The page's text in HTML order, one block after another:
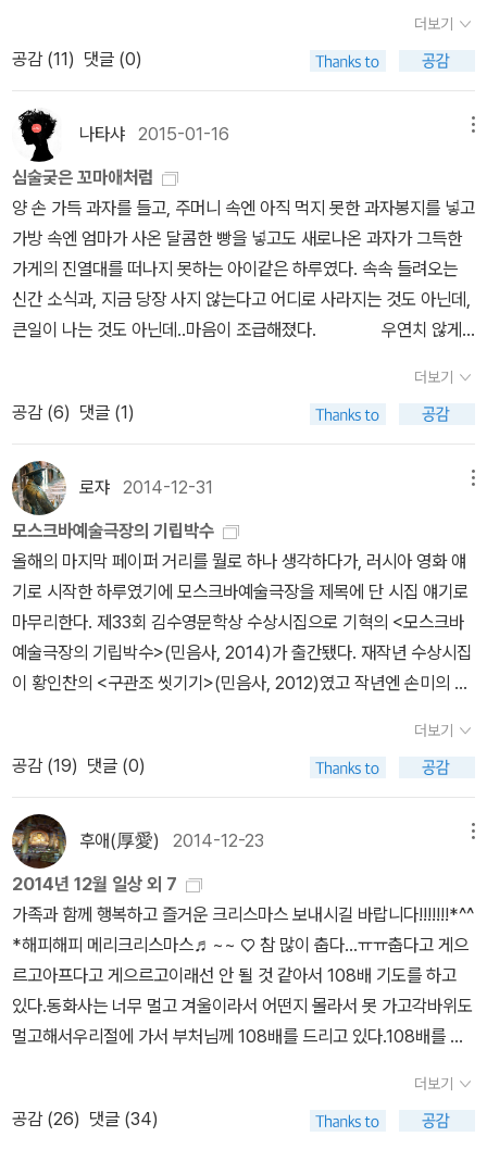
사람과 지켜야 할 개인적인 약속이 되므로 일을 완수하려는 마음이
커진다) ④책임감을 주는 파트너 만들기(지켜보는 누군가가 있으면
일을 더 잘하게 된다) ➄“당장 하라”고 스스로에게 말하기(하기 싫은
일도 하게 만드는 잔소리하는 효과) ● 습관을 더 빠르게 바꾸는 방
법 ① 습관 결합하기(걷는 운동을 하며 오디오 북 이용하기 등) ②연
상법칙 만들기(당신의 새로운 목표가 책을 더 많이 읽는 것이라면 정
기적으로 모이는 독서클럽에 가입하기 등) ③환경 바꾸기(환경이 바
뀌면 새로운 생각을 할 수밖에 없다) ④작게 시작하기(유지 확률이 높
아진다) ➄새로운 습관을 일과에 넣기(책임감이 생김) ⑥나쁜 습관
차단하기(의지력은 보통 하루가 끝날 때 가장 약해지므로 TV, 인터
넷, 정크푸드 간식 등을 일체 차단) 산책 가는 공원에 작은 책 공간
이 생겼습니다. 특히 제가 좋아하는 연못을 내려다보는 위치라 이 사
람들 명당을 알아봤네ㅎㅎ 했습니다. 도서관이라고 하기엔 원룸 크기
라 차지하기 쉽지 않습니다. 대출은 안 되고 열람만 할 수 있어요. 한
밤까지 운영하면(말도 안 되는 상상) 정말 좋을 텐데 아쉽게도 6시까
지 운영입니다. 낮은 책장엔 아이들 눈 높이에 맞게 아동도서, 위 칸에
는 어른들을 위한 책이 있더군요. 콘셉트에 맞게 팀 버케드 『새의 감
각』(2015, 에이도스) 같은 생물학, 과학 책이 제법 알차게 갖춰져 있
었어요.오픈한지 얼마 안 돼 온통 새 책이었습니다. 오늘 김연수 『시
절 일기』를 조금 읽다 왔어요. 위화 『문학의 선율, 음악의 서술』처럼
중국 신화의 새 얘기가 서문에 나와서 재밌어했습니다. 비상과 추락
책방도 있으면 좋겠습니다. 우리 동네에도 생길 정도면 앞으로 더 많
아질 거 같죠? 세금은 이런 데 쓰셔야죠😚여름엔 시원할 테니 사람
이 미어터지려나😅 한국의 페미니즘, 미투 열풍으로 26년 만
에 한국에 소개되었던 수전 팔루디 『백래시』(2017, 12)를 읽었기 때
문에 그녀의 필력은 인정하죠. 신간 『다크룸』(2020, 1. 뉴욕타임즈
북리뷰/커커스 북리뷰 논픽션 부문 2016 올해의 책, 2017 퓰리처상
최종 후보작)은 그녀가 페미니스트 저널리스트가 된 기원을 분석할
자료가 되겠습니다. 물론 이 책의 스펙트럼은 훨씬 넓습니다. 『백래
시』 때처럼 손희정 문화평론가 번역이라 믿고 보는😊 10년에 걸친
자료 조사로 완성된 책이라 『백래시』처럼 벽돌책이지만 소설처럼 흥
미진진해서 가독이 힘들진 않습니다.헝가리 태생의 유대인이자 홀로
사람의 블랙박스를 열어보는 심정이 어떠했을지... 휴. 이거 영화감 아
조금씩 비판적으로 바뀌어갔다. 문장의 숲을 지나는 게 아니라 단어
들의 각개 전투장을 통과하는 것 같아서. 처음으로 등장하는 표제 시
에 '소피아 로렌'만 해도 디폴트로 생각하는 그 영화배우를 뜻하는 게
아니었다. 기혁의 시에서는 이렇듯 단어 하나하나가ㅡ박물관의 유물
들이 용도나 사물로만 읽히지 않듯ㅡ 많은 의미를 살포하는 짜임이라
독해를 어렵게 만든다. 그가 동의 따위 구하는 문체는 아니라는 걸 데
뷔 시집 『모스크바예술극장의 기립 박수』의 인상에서도 느낀 바였지
만.​그럼에도 이 시집을 다 읽고 나서 며칠째 뇌리에서 떠나지 않는 두
시가 있었다. 말미에 이렇게 멋진 시가 등장할 줄이야. 「이상견빙지」,
「입속의 검은 잎」 이 두 시는 정말 기억할만한 시다. 특히 「입속의 검
은 잎」은 기형도를 가져와 쓴 글 중 내게 가장 인상적인 글이었다. 기
닿을 것이다. ​『모스크바예술극장의 기립 박수』를 읽고 다시 이 시집
을 읽어야 좀 더 정리된 리뷰가 나올 거라 생각해 리뷰로 남기지 않고
여기서 갈무리. 이만 쏙 피해 느린 수면의 시간으로=.=)~~ 나는 미
인이 아니라서 안 잠꾸러기 불면의 왕 ... 잠을 잘 못 자니 이런 구린
농담 포졸... 그만해!뾰로롱💫 ● 민트의 세계 나쁜 짓 하면 안 되
는 머리 색깔 - 블루 그린너무 눈에 띄어​이 헤어 색깔에 가장 잘 어울
리는 책은 피터 버크 『지식의 사회사』 1권​깔깔대며 함께 웃던 당신도
이젠 없지. 배경의 책 제목들이 내 맘을 알아주네. 마지막죽음의 무도
나이트우드봄에나는없었다부유하는세상의화가야만스러운존재에서
시뮬라시옹페르디두르케우는 법을 잊었다통제불능클래식스케일언
어소설
담과 이브는 알람을 맞췄을 텐데. 선악과가 먹고 싶은 시간,하느님
몰래 산책하고 싶은 시간. 창세기는 오전 7시 30분부터. ㅡ 기혁
「물질과 기억」 全文(《모스크바예술극장의 기립박수》, 2014) 예전
엔 허수경 시인의 결이 나랑 맞지 않아서 손이 잘 가지 않았다. 어느
날 맘에 착 밀착되던 순간부터 그의 시들을 참 사랑하게 되었다. 그의
문장이 지나간 행간 여백도 순도 100% 시여서 여운이 오래 남는
다.“쓰레기도 흑빛이었다가 흰빛이었다가 보랏빛 구릿빛 빛 아닌 살
갗이었다가”ㅡ 허수경 「나의 도시」 중에서(《빌어먹을, 차가운 심
장》, 2011) 푸디토리움 (Pudditorium) - 인연 (Nidana)
이다. 머리에서 가슴까지의 긴 여정을 시작하기도 전에, 머리에서 콱
막혀버리고 만다. 머리에서 더이상 나오지 못학 있는 시들이 어떻게
있겠는지... 시들까지도 '창이 없는 단자'가 되어버린 것은 아닌지. 시
들조차도 시인의 세계에서 완결되어 버리고 남들과 소통할 수 있는
창문을 내려고 하지 않는지, 이렇게 감성 면에서도 '창이 없는 단자'가
되어 버린 이 시대라는 생각에 씁쓸함이 밀려온다. 기혁 시집을 읽었
는데... 머리에서만 맴돌뿐. 그것도 맴돌뿐이다. 정리가 되지 않는다.
마치 제자리를 뱅글뱅글 돌고 있듯이... 아직 이 시인의 시를 이해할
수 있는 머리도 감성도 되지 않았나 보다라는 생각을 하면서 읽었다
고나 할까. 중국 고전인 '시경'의 시들은 그 시대를 담고 있다고 하는
습이 담겨 있다고 자위하더라도 쓴웃음을 짓게 되기는 마찬가지
다. 적어도 시는 다른 사람들의 가슴까지 도달했으면 한다. 내가 시를
이해할 수 있는 능력이 부족해서이기도 하겠지만... 그럼에도 이 시집
에서 한 시를 고르라면 '지주망(蜘蛛網)'이라는 시를 고르고 싶다.
제목도 좀 어렵지. 이상의 소설 '지주회시'를 읽고 그 뜻을 알아보지
않은 사람이라면... '지주(蜘蛛)'가 '거미'이고 '망(網)'이 그물이니,
거미 그물, 즉, 거미줄이라는 말인데... 제목부터 어렵다. 그래도 이 시
는 머리까지는 머물 수 있는데... 나중에 다시 읽어보아야겠다. 아님,
기회가 될 때마다 들여다보던지... 기혁, '모스크바예술극장의 기립 박
수' 민음사. 2014년.
를 넘기 위해 가명을 사용했고 남편과 공동집필 했다는 의혹(?)을 받
기도 한단다. 프랑스판 성 문학을 즐겨보자. <탐정은 진실을 말하지
않는다>는 북스피어에서 나오는 '노버트 데이비스 시리즈'다. 비트겐
슈타인도 좋아했던 소설이라고 하며, 여러 화제를 이미 뿌렸던 작품
이라 재미있을 것 같다. 어슐러 르 귄의 <내해의 어부>가
출간됐다. 지난 번역작과 같이 출간된 것 같은데 데이터베이스에는
좀 늦게 떴나보다. <천국의 열쇠>는 이윤기의 작업으로 되살아난 크
로닌의 소설이다. 이미 작고하고 없지만 옛 번역을 수정해 낸 듯. <10
번째 기념일>은 '우먼스 머더 클럽' 시리즈로 펴낸 책이다. 제임스 패
터슨과 맥신 패트로의 책으로 간만에 시리즈가 번역 돼 반갑다.
일본소설에서는 <사관장>, <백사당>이라는 책이 나왔다.
미쓰다 신조의 작품인데, 히가시노 게이고의 <흑소소설>, <괴소소설
> 느낌이 나기도. <천지명찰>은 우부카타 도우라는 작가의 작품이
사업을 중심으로 일본 고유의 지식 문화유산인 '와산'과 '산액' 등 흥미
로운 소재를 활용한 소설'이라고. 다자이 오사무 전집이 완간됐
다. <사양>, <인간실격> 그리고 수필단편을 엮은 <생각하는 갈대>
가 나왔다. <대낮의 사각>은 다카키 아키미쓰의 작품이다. 대딩들이
운영하는 사금융을 소재로 한 작품. <사상학 탐정>은 위에
<사관장>, <백사당>을 낸 미쓰다 신조의 작품이다. 이미 국내에도
독자층을 형성해가고 있는 저자의 작품. <잊지 못할 사람들>은 아쿠
타가와 류노스케 단편을 비롯한 일본의 거장 16명의 단편을 엮었다.
이들>이 나왔다. 한국일보문학상, 문지문학상 수상 작가이자 2014
년 올해로 등단 10년차를 맞는 소설가 김태용의 두번째 장편소설이
라고. 디자인은 참 좋다. <식당사장 장만호>는 장만호라는 인물의 파
란만장한 삶을 소설로 쓴 것이다. '밥'을 먹고 살아간다는 것의 중요성
을 새삼 알게 해줄 듯. <라면의 황제>는 '밥'이 아닌 '라면'을 소재로
한 소설. 2011년 등단한 김희선 작가의 작품. 한판에서는 '중
독'이란 소재로 단편소설 13편을 게재했었다. 그 소설들을 모은 것.
박솔뫼, 백수린, 송지현, 오한기, 윤민우, 이갑수, 이상우, 이주란, 정
지돈, 조수경, 최정화, 최진영, 황현진이 참여했다. <세상에서 가장 사
소한 복수>는 2001년 등단한 방현희의 작품이다. '한 남성의 감정적
파산과 체념할 줄 모르는 애정에 기인했던 순정한 복수를 꿈꾼 그에
게 하는 제목이라 선뜻 손이 가진 않았다. 하지만 우리들이 생각고있
더보기
공감 (11) 댓글 (0)
나타샤 2015-01-16
심술궂은 꼬마애처럼
양 손 가득 과자를 들고, 주머니 속엔 아직 먹지 못한 과자봉지를 넣고
가방 속엔 엄마가 사온 달콤한 빵을 넣고도 새로나온 과자가 그득한
가게의 진열대를 떠나지 못하는 아이같은 하루였다. 속속 들려오는
신간 소식과, 지금 당장 사지 않는다고 어디로 사라지는 것도 아닌데,
큰일이 나는 것도 아닌데..마음이 조급해졌다. 우연치 않게
역사를 마주하는 것이, 그것이 사건이나 나열하는 것이 아닌 인간적
인, 너무나도 인간적이며 인간중심의 역사를 꾸려가야하는 당위를 알
게 하는 서사는 매력적이었다.3권은 언제 나와? 조바심을 치다, 이 역
시 선물을 받게 되었다. 역시나..중국에 대한 관심이 커져갈 무렵 새로
운 것들과 마주했다. 느닷없이 소설에 꽂혀버린 날들..그렇게 잠시 중
국에서 멀어졌다. 얼마나 시간이 흐른건지도 불분명하다. 한권, 한권..
감질나게 나오던 책이 이렇게 무더기로 나왔다.움찔했다. 한동안, 아
니 거의 대부분의 시간을 시집을 찾고 뒤적거리는 것이 내 독서의 전
부였다. 역사에, 인문서에, 소설로 돌아다니다보니..손 놓고 있던 시집
에 생각이 머물렀다. 뭔가 헛헛하여 차라리 꿈이나 꾸려는
얄팍한 속셈일지도 모른다. 때론 사랑을 속삭이느라 세상 따위 관심
고..사람들과 음악. 그리고 그리고..평전들.평전들은 다른 무
나..이런 것들이 궁금한게 아니다.그 사람이 궁금하다. 시대와 상황 속
에서 바라보는 그 혹은 그녀의 시선이 궁금한 것이다. 그 혹은 그녀를
닮고 싶다거나 추종한다거나 하는 일은 하지 않는다. 엄밀히 하지 못
한다. 내 그릇의 크기는 내가 제일 잘 아니까 말이다.다만, 그런 그릇
들은 어떻게 쓰임이 되었으며 어떻게 부셔졌는지가 궁금할 뿐이다.
세계문학이며 국내 소설이며 와드드드 쏟아지는 걸 넋 놓고
보고 있다. 오늘 하루에만 결재 직전까지 책들을 담았다가 풀기를 서
너번..이미 집구석 그득한 책들..책 때문에 이사도 못가겠다는 투정들
시, 이건 다음에 살까? 다시..'이렇게 시간은 흐르고, 결국 결재를 포
기한 후..주르륵 눈물이 흘렀다. 주책이라는 말은 이럴 때 쓰는 것이리
더보기
공감 (6) 댓글 (1)
로쟈 2014-12-31
모스크바예술극장의 기립박수
올해의 마지막 페이퍼 거리를 뭘로 하나 생각하다가, 러시아 영화 얘
기로 시작한 하루였기에 모스크바예술극장을 제목에 단 시집 얘기로
마무리한다. 제33회 김수영문학상 수상시집으로 기혁의 <모스크바
예술극장의 기립박수>(민음사, 2014)가 출간됐다. 재작년 수상시집
이 황인찬의 <구관조 씻기기>(민음사, 2012)였고 작년엔 손미의 <
「시인세계」 신인상을 받으며 시인으로 데뷔하고 2013년 「세계일보」
신춘문예 평론 부문을 통해 문학평론가로도 등단한 기혁은 이지적이
면서도 감성적인 언어를 구현하는 시인으로 많은 주목을 받아 왔다.
그의 첫 시집이자 제33회 김수영 문학상 수상 시집이기도 한 <모스
크바예술극장의 기립 박수>는 잡힐 듯 잡히지 않는 이미지의 연쇄를
통해 이제껏 본 적 없는 기이하고 아름다운 시적 무대가 된다. 시인 기
혁은 이러한 시적 무대의 연출자 겸 배우, 혹은 조명 기사 겸 관객이
되어 연극을 만들어 낸다. 표제시가 미리보기로는 제공되지 않아서
아쉬운데, 조재룡 교수가 붙인 해설의 제목 '어느 무정부주의자의 부
조리극에 관하여'를 통해서 얼추 작품세계를 어림해본다. 덕분에 떠
올리게 되는 작가는 러시아 부조리극의 대명사 다닐 하름스다(베젠스
키와 함께 오베리우 그룹의 일원이었다). 하름스의 작품은 단편집 <
집에서 한 남자가 나왔다>(청어미디어, 2004)가 10년 전에 출간되
더보기
공감 (19) 댓글 (0)
후애(厚愛) 2014-12-23
2014년 12월 일상 외 7
가족과 함께 행복하고 즐거운 크리스마스 보내시길 바랍니다!!!!!!!*^^
*해피해피 메리크리스마스♬~~ ♡ 참 많이 춥다...ㅠㅠ춥다고 게으
르고아프다고 게으르고이래선 안 될 것 같아서 108배 기도를 하고
있다.동화사는 너무 멀고 겨울이라서 어떤지 몰라서 못 가고각바위도
멀고해서우리절에 가서 부처님께 108배를 드리고 있다.108배를 드
에 가서 오후 늦게 집에 온다.집에 와서 옆지기 저녁 준비를 해 놓고
나는 바로 잠 속으로~ 보살할매는 내가 아직도 어린 아이로 보이는가
더보기
공감 (26) 댓글 (34)